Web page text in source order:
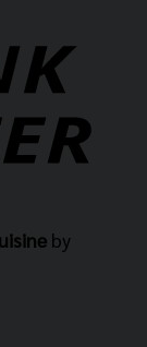
by